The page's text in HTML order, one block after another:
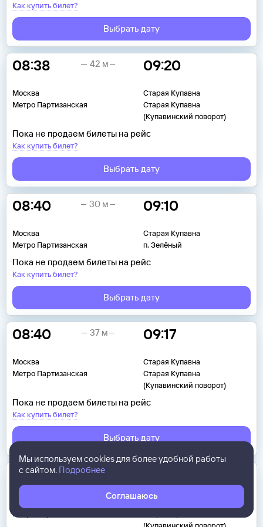
Как купить билет?
Выбрать дату
08:38
Москва
Метро Партизанская
09:20
Старая Купавна
Старая Купавна
(Купавинский поворот)
42 м
Пока не продаем билеты на рейс
Как купить билет?
Выбрать дату
08:40
Москва
Метро Партизанская
09:10
Старая Купавна
п. Зелёный
30 м
Пока не продаем билеты на рейс
Как купить билет?
Выбрать дату
08:40
Москва
Метро Партизанская
09:17
Старая Купавна
Старая Купавна
(Купавинский поворот)
37 м
Пока не продаем билеты на рейс
Как купить билет?
Выбрать дату
08:40
Москва
Метро Партизанская
Старая Купавна
39 м
Мы используем cookies для более удобной работы
с сайтом. Подробнее
Соглашаюсь